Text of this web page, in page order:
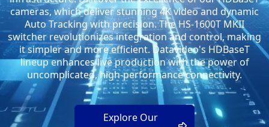
cameras, which deliver stunning 4K video and dynamic
Auto Tracking with precision. The HS-1600T MKII
switcher revolutionizes integration and control, making
it simpler and more efficient. Datavideo's HDBaseT
lineup enhances live production with the power of
uncomplicated, high-performance connectivity.
Explore Our